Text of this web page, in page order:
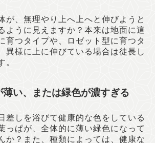
が、無理やり上へ上へと伸びようと
ように見えますか？本来は地面に這
育つタイプや、ロゼット型に育つタ
異様に上に伸びている場合は徒長し
。
薄い、または緑色が濃すぎる
差しを浴びて健康的な色をしている
っぱが、全体的に薄い緑色になって
か？また、種類によっては、健康な